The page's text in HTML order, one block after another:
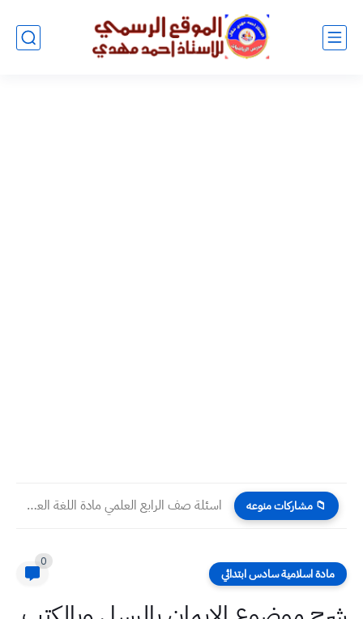
📁 مشاركات منوعه اسئلة صف الرابع العلمي مادة اللغة العربية نهاية الكورس الثاني...
مادة اسلامية سادس ابتدائي
0